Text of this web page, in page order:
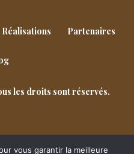
Réalisations Partenaires
les droits sont réservés.
vous garantir la meilleure